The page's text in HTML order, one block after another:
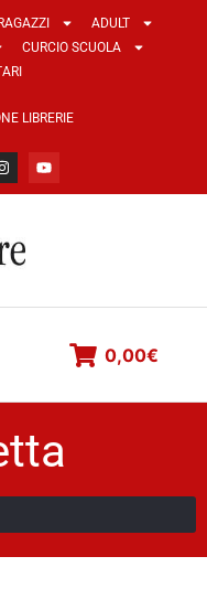
RAGAZZI
ADULT
CURCIO SCUOLA
LIBRERIE
0,00€